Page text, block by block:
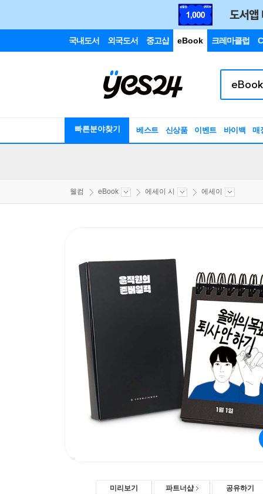
국내도서 외국도서 중고샵 eBook 크레마클럽
빠른분야찾기 베스트 신상품 이벤트 바이백 매
웰컴 eBook 에세이 시 에세이
미리보기 파트너샵 공유하기